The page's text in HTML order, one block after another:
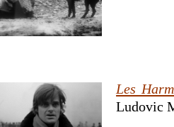
Les
Ludovic